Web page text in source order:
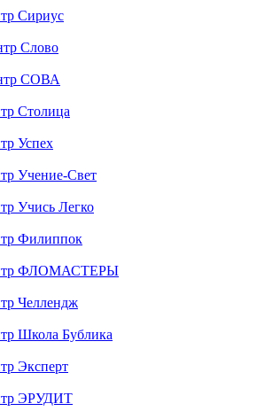
Сириус
Слово
СОВА
Столица
Успех
Учение-Свет
Учись Легко
Филиппок
ФЛОМАСТЕРЫ
Челлендж
Школа Бублика
Эксперт
ЭРУДИТ